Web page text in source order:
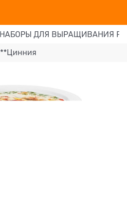
НАБОРЫ ДЛЯ ВЫРАЩИВАНИЯ
**Цинния